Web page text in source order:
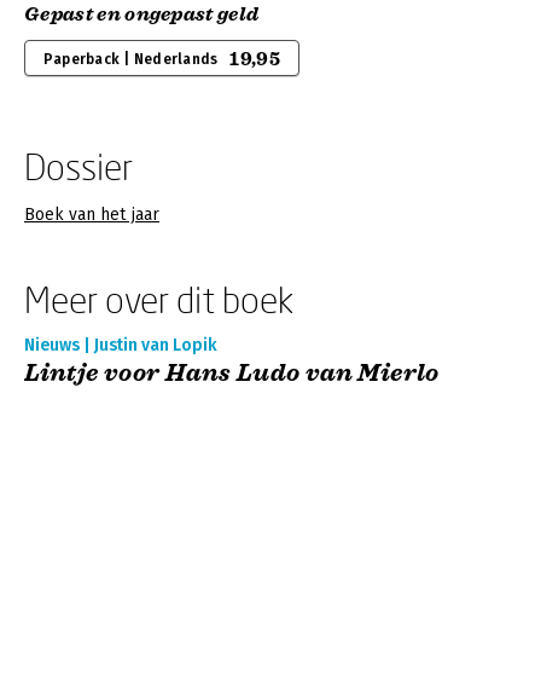
Gepast en ongepast geld
Paperback | Nederlands 19,95
Dossier
Boek van het jaar
Meer over dit boek
Nieuws | Justin van Lopik
Lintje voor Hans Ludo van Mierlo